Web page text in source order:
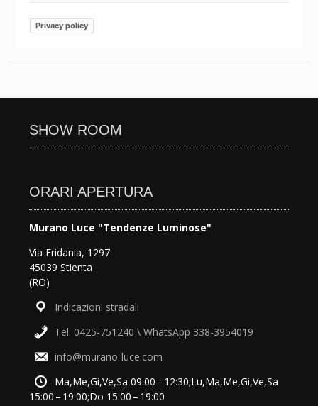
Privacy policy
SHOW ROOM
ORARI APERTURA
Murano Luce "Tendenze Luminose"
Via Eridania, 1297
45039 Stienta
(RO)
Indicazioni stradali
Tel. 0425-751240 \ WhatsApp 338-3954019
info@murano-luce.com
Ma,Me,Gi,Ve,Sa 09:00 – 12:30;Lu,Ma,Me,Gi,Ve,Sa
15:00 – 19:00;Do 15:00 – 19:00